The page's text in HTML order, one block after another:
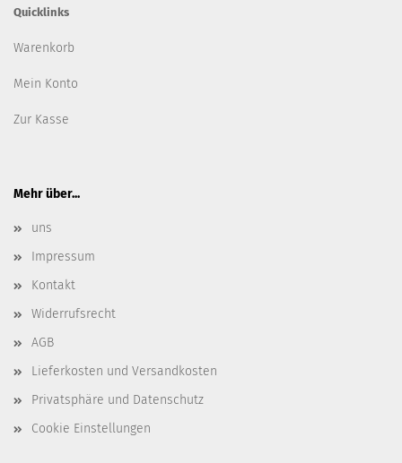
Quicklinks
Warenkorb
Mein Konto
Zur Kasse
Mehr über...
uns
Impressum
Kontakt
Widerrufsrecht
AGB
Lieferkosten und Versandkosten
Privatsphäre und Datenschutz
Cookie Einstellungen